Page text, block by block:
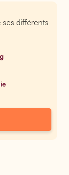
différents